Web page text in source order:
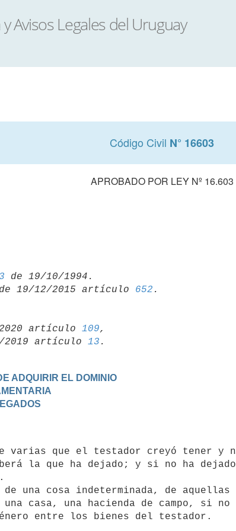
Código Civil N° 16603
APROBADO POR LEY Nº 16.603
19/12/2015 artículo 652
artículo 109,
2019 artículo
13
ADQUIRIR EL DOMINIO
la que ha dejado; y si no ha dejado
casa, una hacienda de campo, si no